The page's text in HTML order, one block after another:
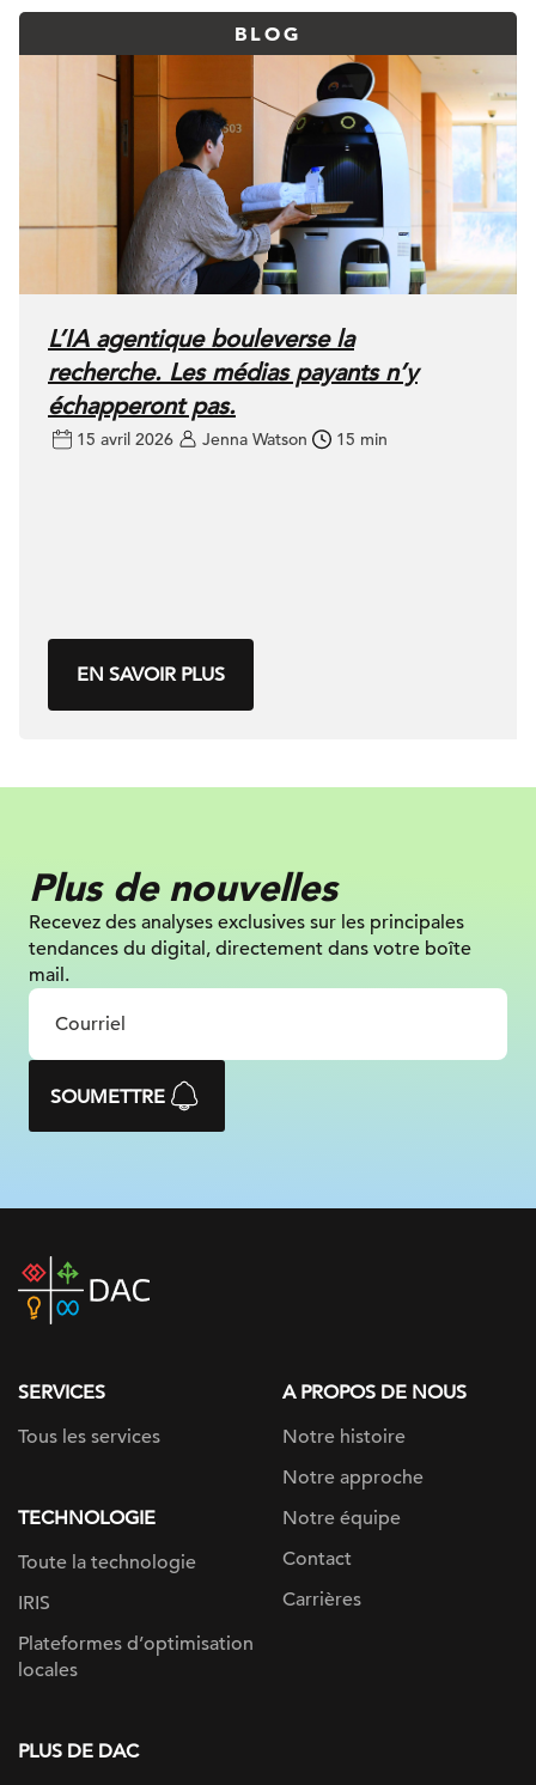
BLOG
L’IA agentique bouleverse la
recherche. Les médias payants n’y
échapperont pas.
15 avril 2026 Jenna Watson 15 min
EN SAVOIR PLUS
Plus de nouvelles
Recevez des analyses exclusives sur les principales
tendances du digital, directement dans votre boîte
mail.
SOUMETTRE
DAC
home
SERVICES
Tous les services
TECHNOLOGIE
Toute la technologie
IRIS
Plateformes d’optimisation
locales
A PROPOS DE NOUS
Notre histoire
Notre approche
Notre équipe
Contact
Carrières
PLUS DE DAC